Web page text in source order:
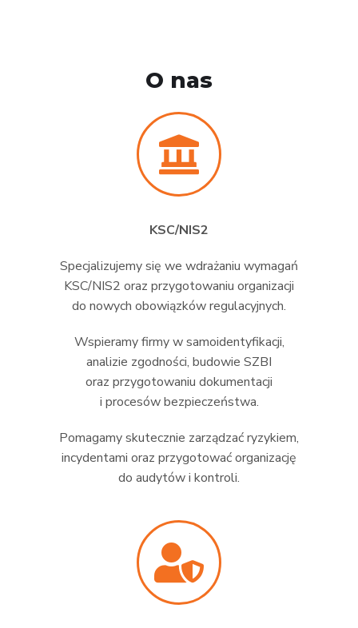
O nas
KSC/NIS2
Specjalizujemy się we wdrażaniu wymagań
KSC/NIS2 oraz przygotowaniu organizacji
do nowych obowiązków regulacyjnych.
Wspieramy firmy w samoidentyfikacji,
analizie zgodności, budowie SZBI
oraz przygotowaniu dokumentacji
i procesów bezpieczeństwa.
Pomagamy skutecznie zarządzać ryzykiem,
incydentami oraz przygotować organizację
do audytów i kontroli.